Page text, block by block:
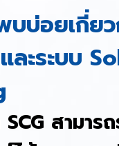
บบ่อยเกี่ย
ละระบบ
สามาร